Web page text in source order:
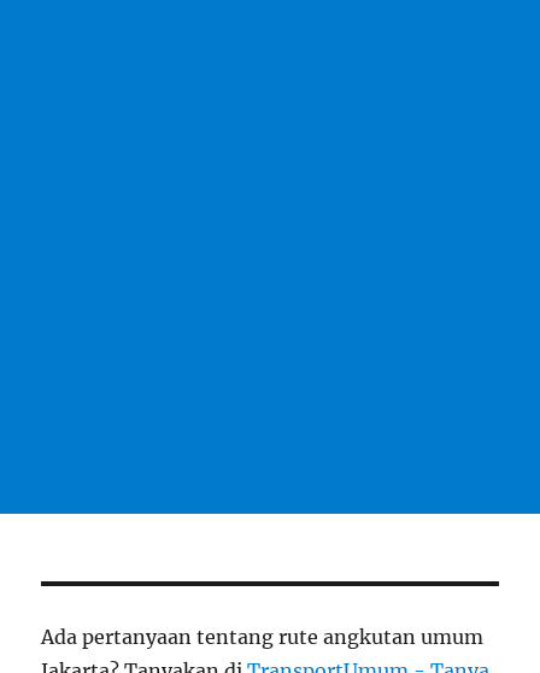
Ada pertanyaan tentang rute angkutan umum